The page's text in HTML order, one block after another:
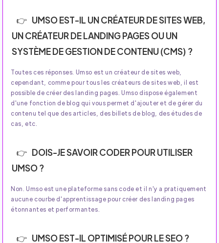
UMSO EST-IL UN CRÉATEUR DE SITES WEB,
UN CRÉATEUR DE LANDING PAGES OU UN
SYSTÈME DE GESTION DE CONTENU (CMS) ?
Toutes ces réponses. Umso est un créateur de sites web,
cependant, comme pour tous les créateurs de sites web, il est
possible de créer des landing pages. Umso dispose également
d'une fonction de blog qui vous permet d'ajouter et de gérer du
contenu tel que des articles, des billets de blog, des études de
cas, etc.
DOIS-JE SAVOIR CODER POUR UTILISER
UMSO ?
Non. Umso est une plateforme sans code et il n'y a pratiquement
aucune courbe d'apprentissage pour créer des landing pages
étonnantes et performantes.
UMSO EST-IL OPTIMISÉ POUR LE SEO ?